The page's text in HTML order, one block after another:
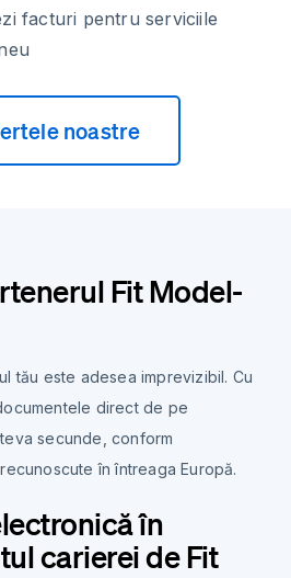
facturi pentru serviciile
noastre
Fit Model-
tău este adesea imprevizibil. Cu
direct de pe
secunde, conform
în întreaga Europă.
în
carierei de Fit